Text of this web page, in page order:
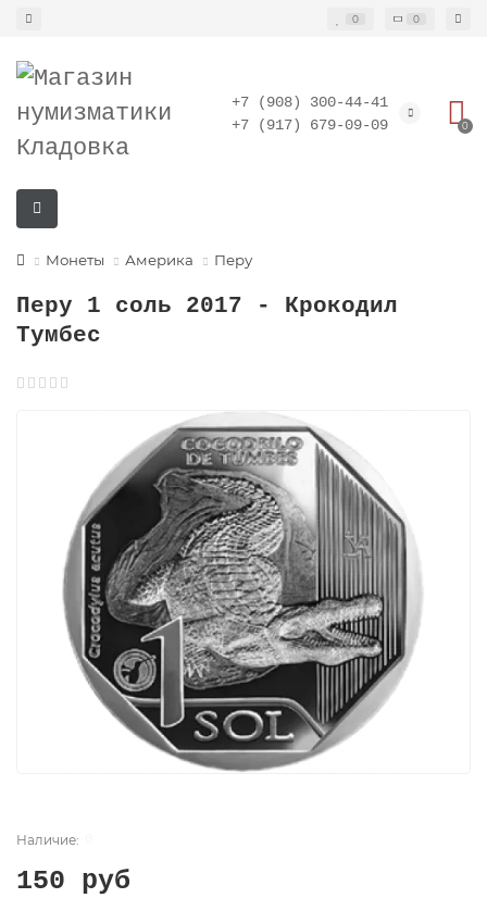
0 0
+7 (908) 300-44-41
+7 (917) 679-09-09
0
Монеты Америка Перу
Перу 1 соль 2017 - Крокодил
Тумбес
150 руб